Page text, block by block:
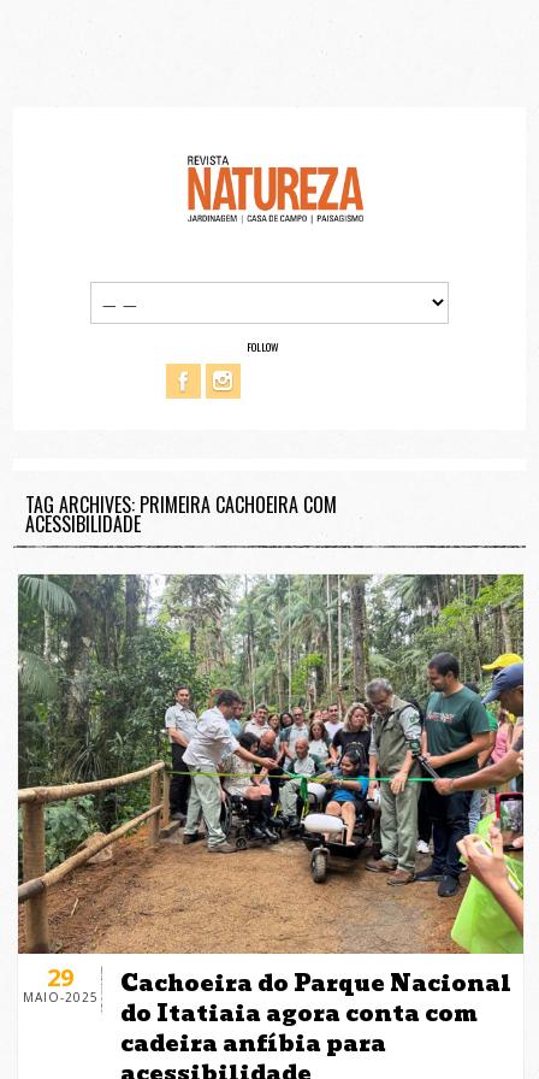
FOLLOW
TAG ARCHIVES: PRIMEIRA CACHOEIRA COM
ACESSIBILIDADE
29
MAIO-2025
Cachoeira do Parque Nacional
do Itatiaia agora conta com
cadeira anfíbia para